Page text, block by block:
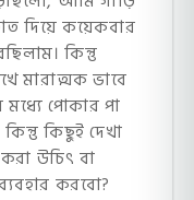
দিয়ে কয়েকবার
কিন্তু
মারাত্মক ভাবে
পোকার পা
কিছুই দেখা
উচিৎ বা
করবো?